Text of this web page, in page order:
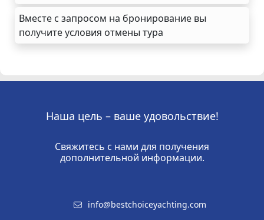
Вместе с запросом на бронирование вы
получите условия отмены тура
Наша цель – ваше удовольствие!
Свяжитесь с нами для получения
дополнительной информации.
info@bestchoiceyachting.com